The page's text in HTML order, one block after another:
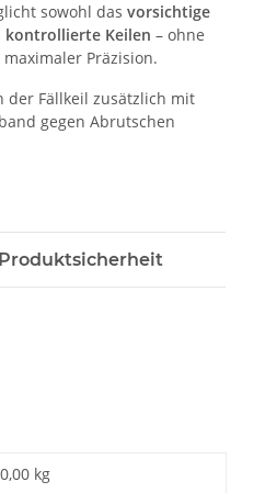
sowohl das vorsichtige
kontrollierte Keilen – ohne
Präzision.
der Fällkeil zusätzlich mit
gegen Abrutschen
kg